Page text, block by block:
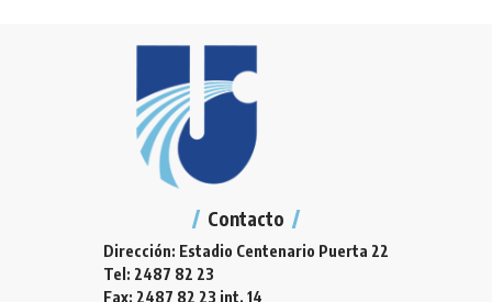
Contacto
Dirección: Estadio Centenario Puerta 22
Tel: 2487 82 23
Fax: 2487 82 23 int. 14